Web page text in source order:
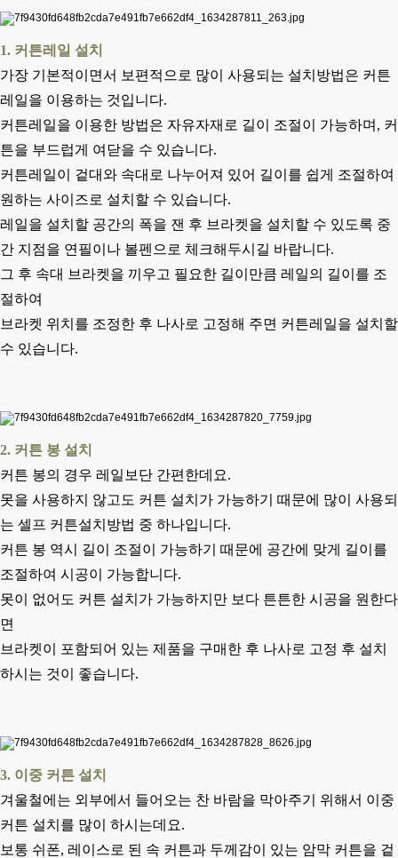
1. 커튼레일 설치
가장 기본적이면서 보편적으로 많이 사용되는 설치방법은 커튼
레일을 이용하는 것입니다.
커튼레일을 이용한 방법은 자유자재로 길이 조절이 가능하며, 커
튼을 부드럽게 여닫을 수 있습니다.
커튼레일이 겉대와 속대로 나누어져 있어 길이를 쉽게 조절하여
원하는 사이즈로 설치할 수 있습니다.
레일을 설치할 공간의 폭을 잰 후 브라켓을 설치할 수 있도록 중
간 지점을 연필이나 볼펜으로 체크해두시길 바랍니다.
그 후 속대 브라켓을 끼우고 필요한 길이만큼 레일의 길이를 조
절하여
브라켓 위치를 조정한 후 나사로 고정해 주면 커튼레일을 설치할
수 있습니다.
2. 커튼 봉 설치
커튼 봉의 경우 레일보단 간편한데요.
못을 사용하지 않고도 커튼 설치가 가능하기 때문에 많이 사용되
는 셀프 커튼설치방법 중 하나입니다.
커튼 봉 역시 길이 조절이 가능하기 때문에 공간에 맞게 길이를
조절하여 시공이 가능합니다.
못이 없어도 커튼 설치가 가능하지만 보다 튼튼한 시공을 원한다
면
브라켓이 포함되어 있는 제품을 구매한 후 나사로 고정 후 설치
하시는 것이 좋습니다.
3. 이중 커튼 설치
겨울철에는 외부에서 들어오는 찬 바람을 막아주기 위해서 이중
커튼 설치를 많이 하시는데요.
보통 쉬폰, 레이스로 된 속 커튼과 두께감이 있는 암막 커튼을 겉